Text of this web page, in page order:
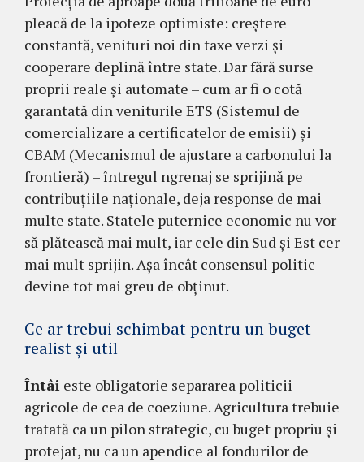
pleacă de la ipoteze optimiste: creștere
constantă, venituri noi din taxe verzi și
cooperare deplină între state. Dar fără surse
proprii reale și automate – cum ar fi o cotă
garantată din veniturile ETS (Sistemul de
comercializare a certificatelor de emisii) și
CBAM (Mecanismul de ajustare a carbonului la
frontieră) – întregul ngrenaj se sprijină pe
contribuțiile naționale, deja response de mai
multe state. Statele puternice economic nu vor
să plătească mai mult, iar cele din Sud și Est cer
mai mult sprijin. Așa încât consensul politic
devine tot mai greu de obținut.
Ce ar trebui schimbat pentru un buget
realist și util
Întâi este obligatorie separarea politicii
agricole de cea de coeziune. Agricultura trebuie
tratată ca un pilon strategic, cu buget propriu și
protejat, nu ca un apendice al fondurilor de